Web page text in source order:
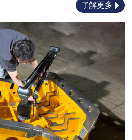
了解更多